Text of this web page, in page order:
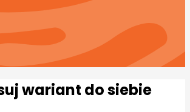
wariant do siebie